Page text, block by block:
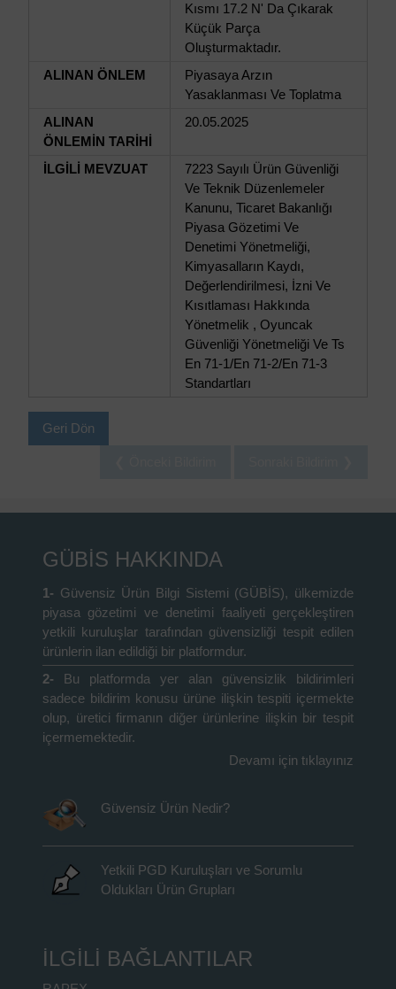
Kısmı 17.2 N' Da Çıkarak
Küçük Parça
Oluşturmaktadır.
ALINAN ÖNLEM
Piyasaya Arzın
Yasaklanması Ve Toplatma
ALINAN
ÖNLEMİN TARİHİ
20.05.2025
İLGİLİ MEVZUAT
7223 Sayılı Ürün Güvenliği
Ve Teknik Düzenlemeler
Kanunu, Ticaret Bakanlığı
Piyasa Gözetimi Ve
Denetimi Yönetmeliği,
Kimyasalların Kaydı,
Değerlendirilmesi, İzni Ve
Kısıtlaması Hakkında
Yönetmelik , Oyuncak
Güvenliği Yönetmeliği Ve Ts
En 71-1/En 71-2/En 71-3
Standartları
Geri Dön
GÜBİS HAKKINDA
1- Güvensiz Ürün Bilgi Sistemi (GÜBİS), ülkemizde
piyasa gözetimi ve denetimi faaliyeti gerçekleştiren
yetkili kuruluşlar tarafından güvensizliği tespit edilen
ürünlerin ilan edildiği bir platformdur.
2-
Bu platformda yer alan güvensizlik bildirimleri
sadece bildirim konusu ürüne ilişkin tespiti içermekte
olup, üretici firmanın diğer ürünlerine ilişkin bir tespit
içermemektedir.
Devamı için tıklayınız
Güvensiz Ürün Nedir?
Yetkili PGD Kuruluşları ve Sorumlu
Oldukları Ürün Grupları
İLGİLİ BAĞLANTILAR